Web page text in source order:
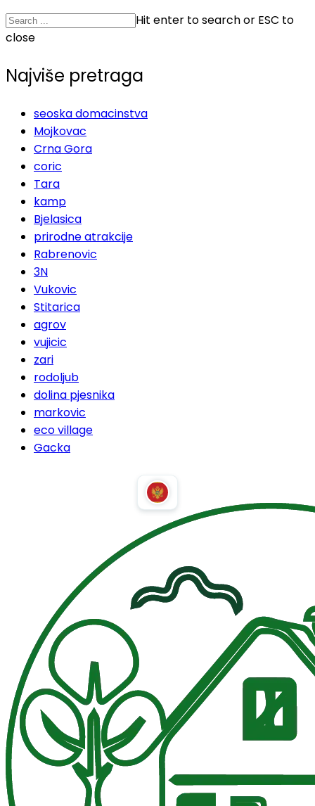
Hit enter to search or ESC to
close
Najviše pretraga
seoska domacinstva
Mojkovac
Crna Gora
coric
Tara
kamp
Bjelasica
prirodne atrakcije
Rabrenovic
3N
Vukovic
Stitarica
agrov
vujicic
zari
rodoljub
dolina pjesnika
markovic
eco village
Gacka